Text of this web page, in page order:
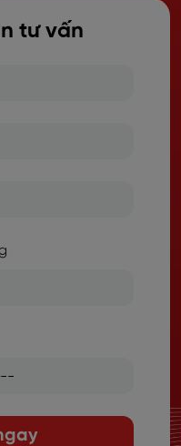
tư vấn